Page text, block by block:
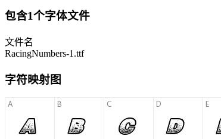
包含1个字体文件
文件名
RacingNumbers-1.ttf
字符映射图